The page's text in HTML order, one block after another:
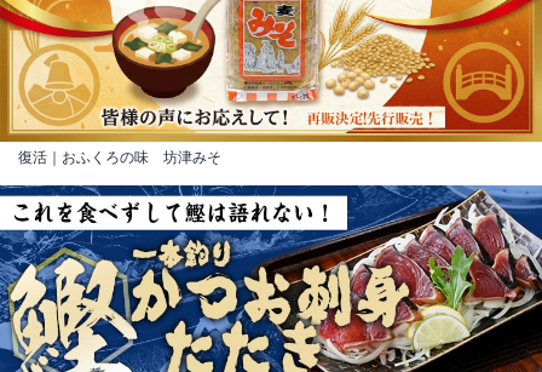
復活｜おふくろの味 坊津みそ